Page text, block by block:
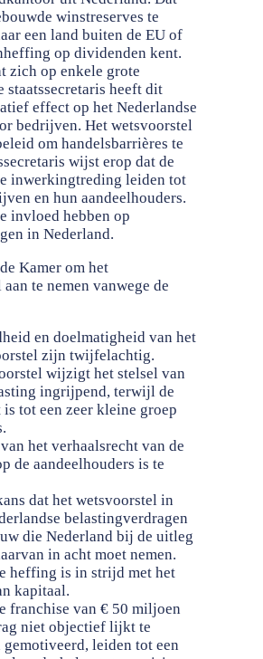
winstreserves te
een land buiten de EU of
op dividenden kent.
zich op enkele grote
staatssecretaris heeft dit
effect op het Nederlandse
bedrijven. Het wetsvoorstel
om handelsbarrières te
wijst erop dat de
inwerkingtreding leiden tot
en hun aandeelhouders.
invloed hebben op
in Nederland.
Kamer om het
te nemen vanwege de
en doelmatigheid van het
zijn twijfelachtig.
wijzigt het stelsel van
ingrijpend, terwijl de
tot een zeer kleine groep
het verhaalsrecht van de
de aandeelhouders is te
dat het wetsvoorstel in
belastingverdragen
die Nederland bij de uitleg
in acht moet nemen.
heffing is in strijd met het
kapitaal.
franchise van € 50 miljoen
niet objectief lijkt te
leiden tot een